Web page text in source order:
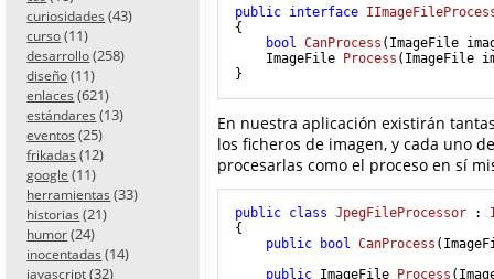
curiosidades (43)
curso (11)
desarrollo (258)
diseño (11)
enlaces (621)
estándares (13)
eventos (25)
frikadas (12)
google (11)
herramientas (33)
historias (21)
humor (24)
inocentadas (14)
javascript (32)
public interface
{
bool CanProcess ( ImageFile
ImageFile
Process ( ImageFile
}
En nuestra aplicación existirán
los ficheros de imagen, y cada uno
procesarlas como el proceso en sí
public class JpegFileProcessor :
{
public
bool CanProcess (
public ImageFile Process (